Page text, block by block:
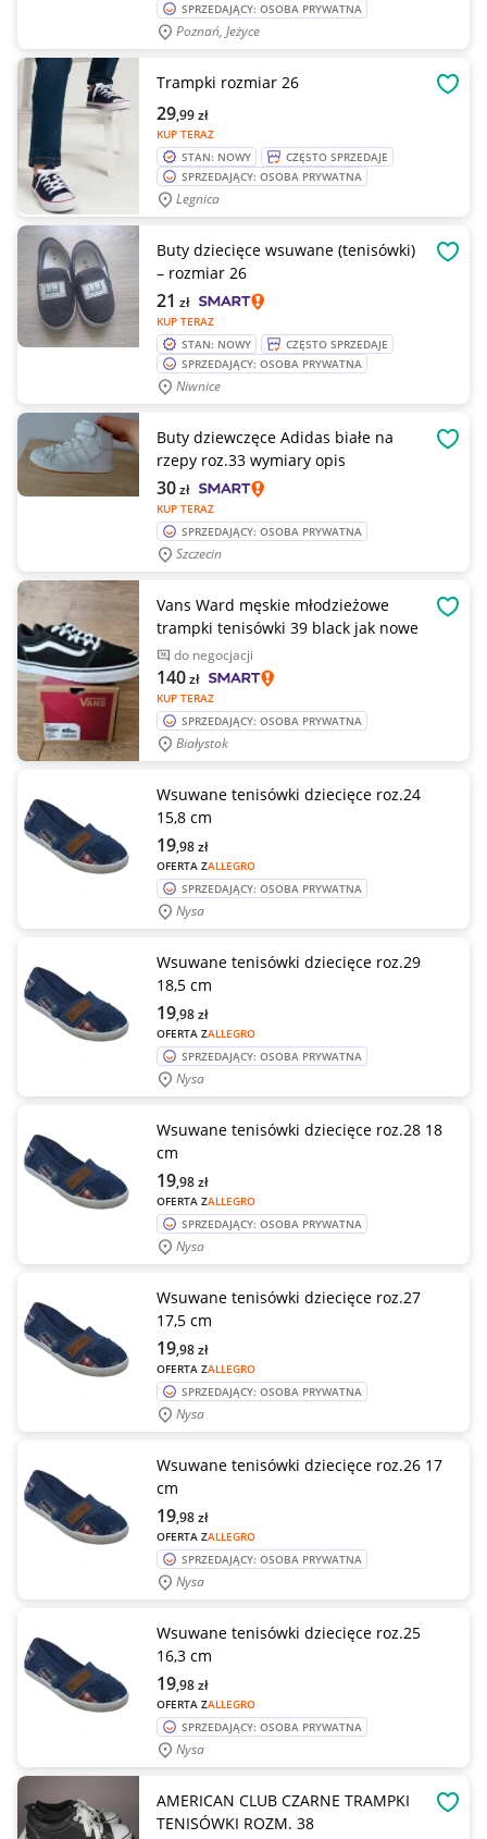
SPRZEDAJĄCY: OSOBA PRYWATNA
Poznań, Jeżyce
Trampki rozmiar 26
KUP TERAZ
29,99zł
STAN: NOWY
CZĘSTO SPRZEDAJE
SPRZEDAJĄCY: OSOBA PRYWATNA
Legnica
Buty dziecięce wsuwane (tenisówki)
– rozmiar 26
KUP TERAZ
21 zł
STAN: NOWY
CZĘSTO SPRZEDAJE
SPRZEDAJĄCY: OSOBA PRYWATNA
Niwnice
Buty dziewczęce Adidas białe na
rzepy roz.33 wymiary opis
KUP TERAZ
30zł
SPRZEDAJĄCY: OSOBA PRYWATNA
Szczecin
Vans Ward męskie młodzieżowe
trampki tenisówki 39 black jak nowe
do negocjacji
KUP TERAZ
140zł
SPRZEDAJĄCY: OSOBA PRYWATNA
Białystok
Wsuwane tenisówki dziecięce roz.24
15,8 cm
OFERTA ZALLEGRO
19,98zł
SPRZEDAJĄCY: OSOBA PRYWATNA
Nysa
Wsuwane tenisówki dziecięce roz.29
18,5 cm
OFERTA ZALLEGRO
19,98zł
SPRZEDAJĄCY: OSOBA PRYWATNA
Nysa
Wsuwane tenisówki dziecięce roz.28 18
cm
OFERTA ZALLEGRO
19,98zł
SPRZEDAJĄCY: OSOBA PRYWATNA
Nysa
Wsuwane tenisówki dziecięce roz.27
17,5 cm
OFERTA ZALLEGRO
19,98zł
SPRZEDAJĄCY: OSOBA PRYWATNA
Nysa
Wsuwane tenisówki dziecięce roz.26 17
cm
OFERTA ZALLEGRO
19,98zł
SPRZEDAJĄCY: OSOBA PRYWATNA
Nysa
Wsuwane tenisówki dziecięce roz.25
16,3 cm
OFERTA ZALLEGRO
19,98zł
SPRZEDAJĄCY: OSOBA PRYWATNA
Nysa
AMERICAN CLUB CZARNE TRAMPKI
TENISÓWKI ROZM. 38